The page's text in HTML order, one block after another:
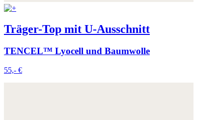
Träger-Top mit U-Ausschnitt
TENCEL™ Lyocell und Baumwolle
55,- €